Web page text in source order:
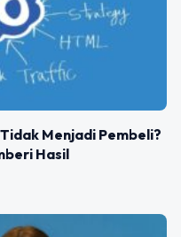
Menjadi Pembeli?
Hasil